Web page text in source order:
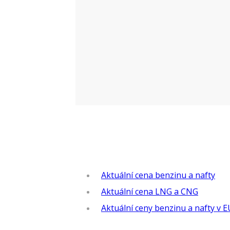
Aktuální cena benzinu a nafty
Aktuální cena LNG a CNG
Aktuální ceny benzinu a nafty v